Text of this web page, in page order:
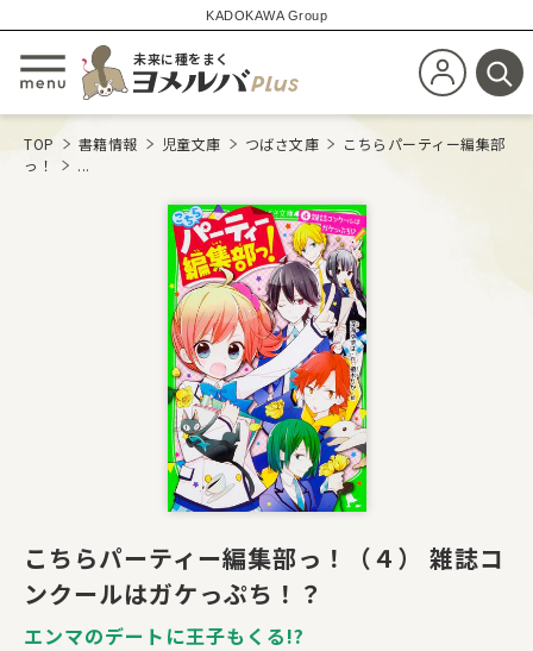
KADOKAWA Group
メニューを開閉する
未来に種をまく
新規会員登
検
TOP 書籍情報 児童文庫 つばさ文庫
こちらパーティー編集部
っ！
...
こちらパーティー編集部っ！（４） 雑誌コ
ンクールはガケっぷち！？
エンマのデートに王子もくる!?